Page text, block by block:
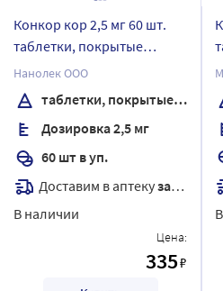
Конкор кор 2,5 мг 60 шт.
таблетки, покрытые
пленочной оболочкой
Нанолек ООО
таблетки, покрытые пленочной оболочкой
Дозировка 2,5 мг
60 шт в уп.
Доставим в аптекузавтра
В наличии
Цена:
335₽